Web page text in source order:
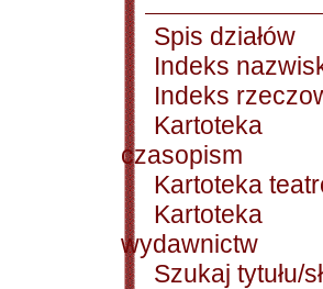
Spis działów
Indeks
Indeks
Kartoteka
czasopism
Kartoteka
Kartoteka
wydawnictw
Szukaj tytułu/